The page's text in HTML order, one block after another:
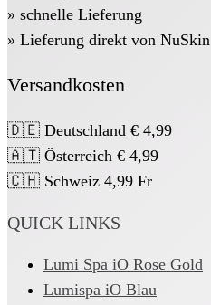
» schnelle Lieferung
» Lieferung direkt von NuSkin
Versandkosten
🇩🇪 Deutschland € 4,99
🇦🇹 Österreich € 4,99
🇨🇭 Schweiz 4,99 Fr
QUICK LINKS
Lumi Spa iO Rose Gold
Lumispa iO Blau